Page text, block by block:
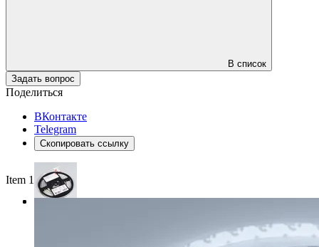
В список
Задать вопрос
Поделиться
ВКонтакте
Telegram
Скопировать ссылку
Item 1 of 3